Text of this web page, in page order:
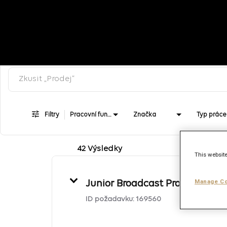
Job Search Page
Filtry Pracovní funkce Značka Typ práce
42 Výsledky
Junior Broadcast Producer
ID požadavku: 169560
This
Manage